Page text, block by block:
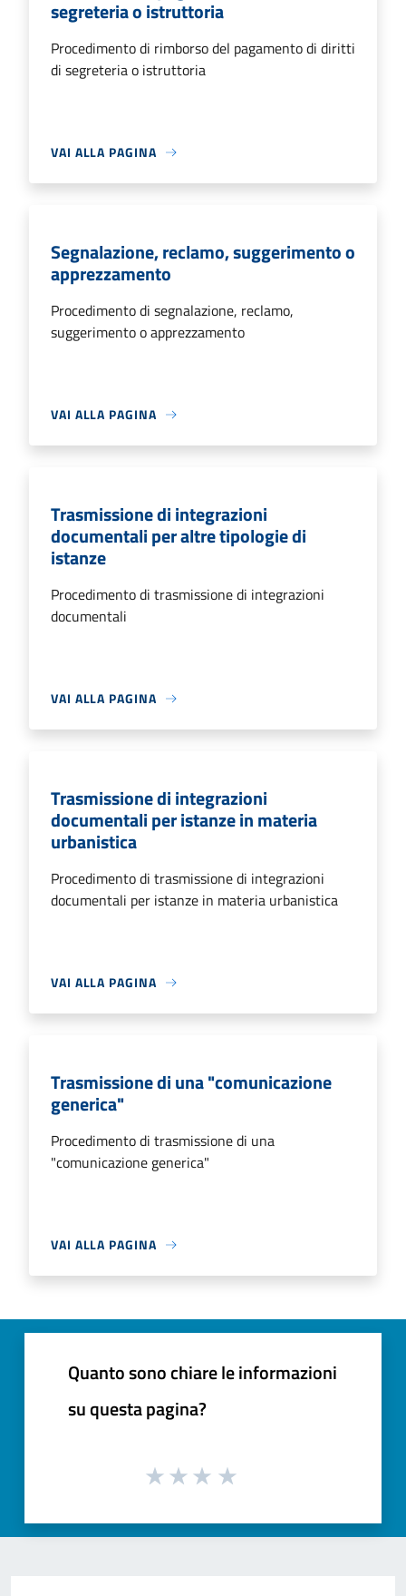
segreteria o istruttoria
Procedimento di rimborso del pagamento di diritti
di segreteria o istruttoria
VAI ALLA PAGINA
Segnalazione, reclamo, suggerimento o
apprezzamento
Procedimento di segnalazione, reclamo,
suggerimento o apprezzamento
VAI ALLA PAGINA
Trasmissione di integrazioni
documentali per altre tipologie di
istanze
Procedimento di trasmissione di integrazioni
documentali
VAI ALLA PAGINA
Trasmissione di integrazioni
documentali per istanze in materia
urbanistica
Procedimento di trasmissione di integrazioni
documentali per istanze in materia urbanistica
VAI ALLA PAGINA
Trasmissione di una "comunicazione
generica"
Procedimento di trasmissione di una
"comunicazione generica"
VAI ALLA PAGINA
Quanto sono chiare le informazioni
su questa pagina?